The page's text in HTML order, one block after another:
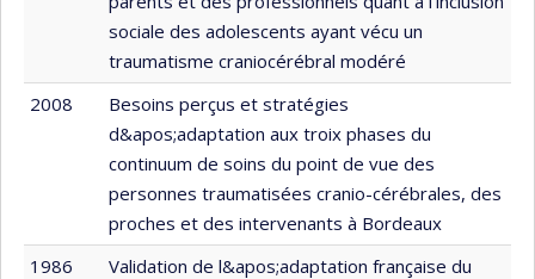
sociale des adolescents ayant vécu un
traumatisme craniocérébral modéré
2008
Besoins perçus et stratégies
d&apos;adaptation aux troix phases du
continuum de soins du point de vue des
personnes traumatisées cranio-cérébrales, des
proches et des intervenants à Bordeaux
1986
Validation de l&apos;adaptation française du